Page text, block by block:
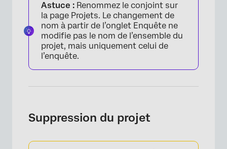
×
Astuce : Renommez le conjoint sur
la page Projets. Le changement de
nom à partir de l’onglet Enquête ne
modifie pas le nom de l’ensemble du
projet, mais uniquement celui de
l’enquête.
Suppression du projet